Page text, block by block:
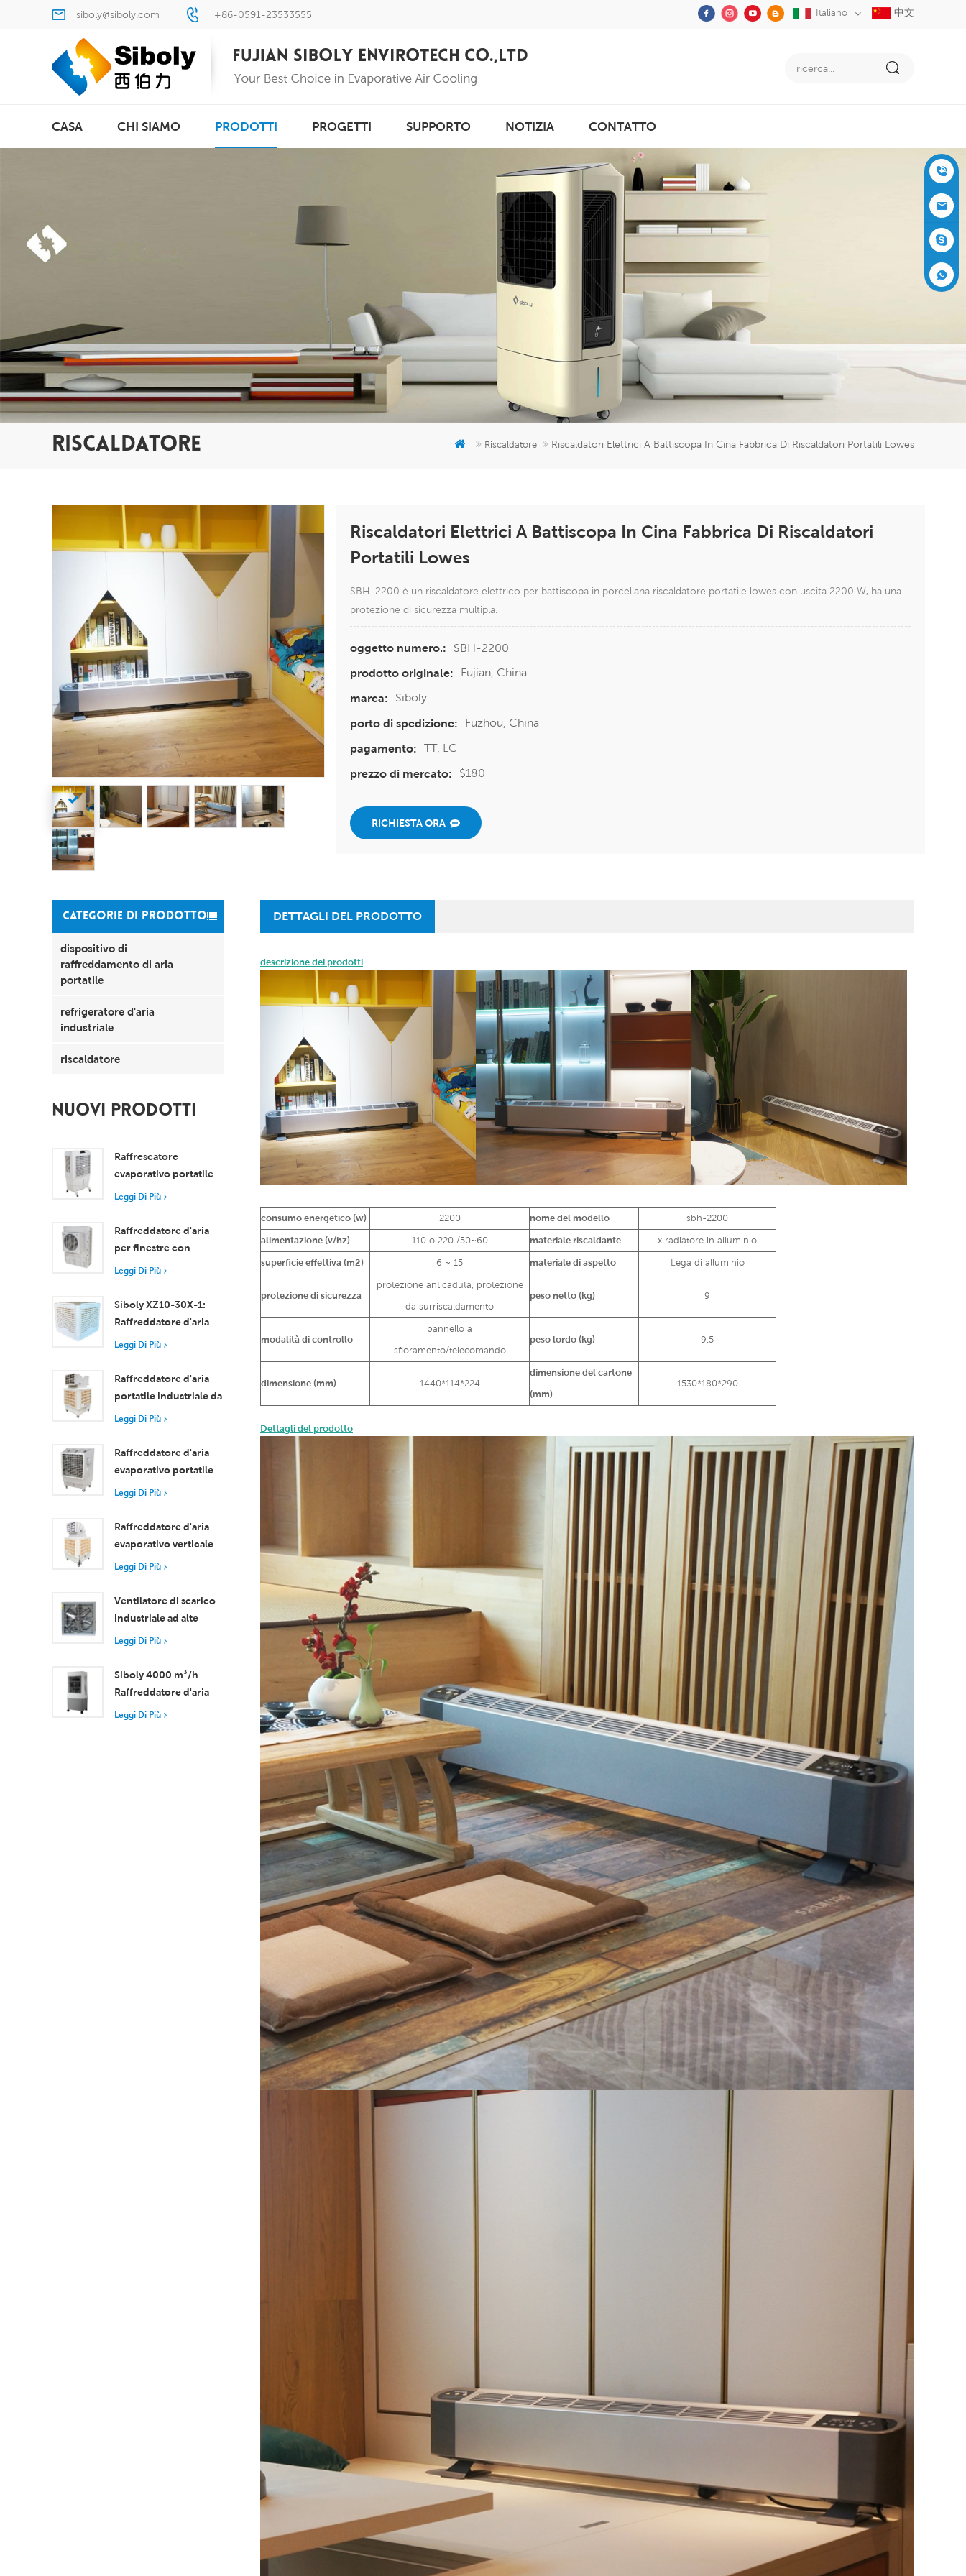
siboly@siboly.com +86-0591-23533555 Italiano 中文
CASA CHI SIAMO PRODOTTI PROGETTI SUPPORTO NOTIZIA CONTATTO
RISCALDATORE Riscaldatore Riscaldatori Elettrici A Battiscopa In Cina Fabbrica Di Riscaldatori Portatili Lowes
Riscaldatori Elettrici A Battiscopa In Cina Fabbrica Di Riscaldatori
Portatili Lowes
SBH-2200 è un riscaldatore elettrico per battiscopa in porcellana riscaldatore portatile lowes con uscita 2200 W, ha una
protezione di sicurezza multipla.
oggetto numero.:
SBH-2200
prodotto originale:
Fujian, China
marca:
Siboly
porto di spedizione:
Fuzhou, China
pagamento: TT, LC
prezzo di mercato:
$180
RICHIESTA ORA
CATEGORIE DI PRODOTTO
dispositivo di
raffreddamento di aria
portatile
refrigeratore d'aria
industriale
riscaldatore
NUOVI PRODOTTI
Raffrescatore
evaporativo portatile
da 8000 m³/h con
modello XZ13-080
Leggi Di Più
Raffreddatore d'aria
per finestre con
motore assiale
Raffreddamento
efficiente per stanze di
dimensioni
Leggi Di Più
Siboly XZ10-30X-1:
Raffreddatore d'aria
evaporativo industriale
Leggi Di Più
Raffreddatore d'aria
portatile industriale da
18000 m³/h con
raffreddamento di
grandi spazi
Leggi Di Più
Raffreddatore d'aria
evaporativo portatile
ad alta efficienza da
telecomando
Leggi Di Più
Raffreddatore d'aria
evaporativo verticale
con ruote e
d'aria 18000 m³/h
Leggi Di Più
Ventilatore di scarico
industriale ad alte
prestazioni con flusso
per una ventilazione
superiore
Leggi Di Più
Siboly 4000 m³/h
Raffreddatore d'aria
portatile industriale
Leggi Di Più
DETTAGLI DEL PRODOTTO
descrizione dei prodotti
consumo energetico (w) 2200 nome del modello sbh-2200
alimentazione (v/hz) 110 o 220 /50~60 materiale riscaldante x radiatore in alluminio
superficie effettiva (m2) 6 ~ 15 materiale di aspetto Lega di alluminio
protezione di sicurezza
protezione anticaduta, protezione
da surriscaldamento
peso netto (kg) 9
modalità di controllo
pannello a
sfioramento/telecomando
peso lordo (kg) 9.5
dimensione (mm) 1440*114*224
dimensione del cartone
(mm)
1530*180*290
Dettagli del prodotto
+86-05
91-2353
3555
siboly@s
iboly.co
evaporat
er
5951777